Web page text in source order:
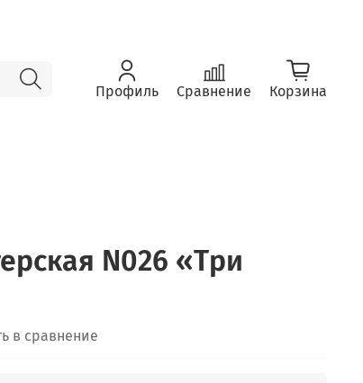
Профиль Сравнение Корзина
N026 «Три
в сравнение